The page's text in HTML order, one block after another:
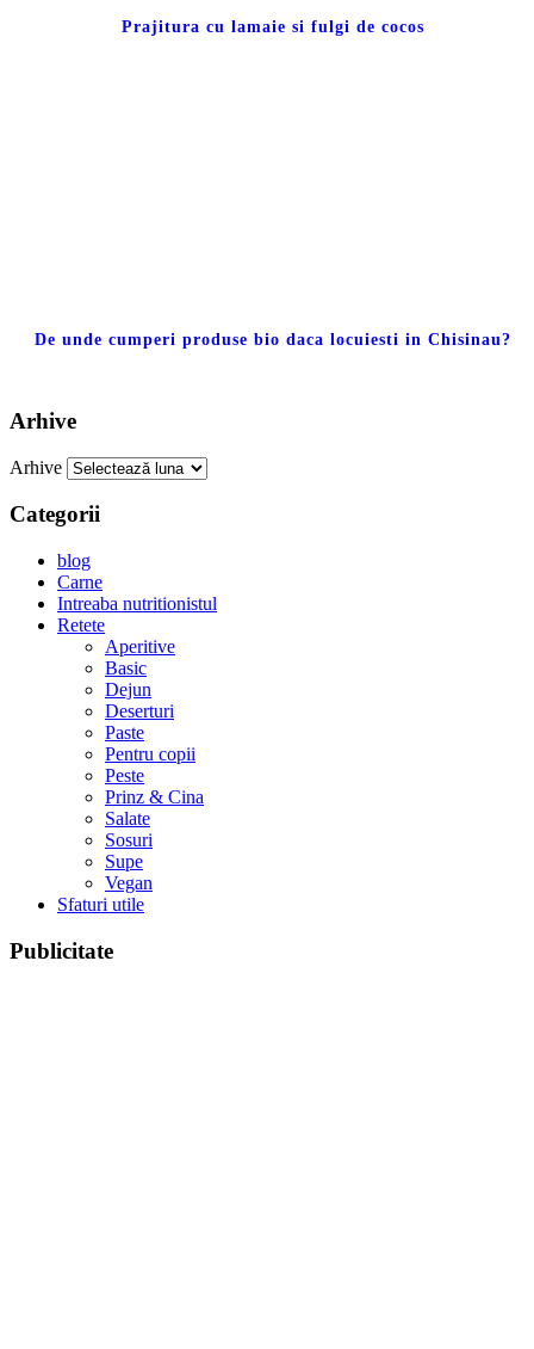
Prajitura cu lamaie si fulgi de cocos
De unde cumperi produse bio daca locuiesti in Chisinau?
Arhive
Arhive
Categorii
blog
Carne
Intreaba nutritionistul
Retete
Aperitive
Basic
Dejun
Deserturi
Paste
Pentru copii
Peste
Prinz & Cina
Salate
Sosuri
Supe
Vegan
Sfaturi utile
Publicitate